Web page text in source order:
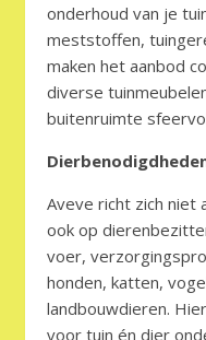
onderhoud van je
meststoffen,
maken het aanbod
diverse
buitenruimte
Aveve richt zich niet
ook op
voer,
honden, katten,
landbouwdieren.
voor tuin én dier